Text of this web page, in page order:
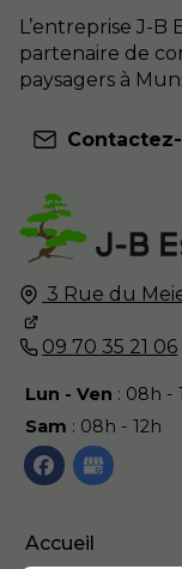
3 Rue du
09 70 35 21 06
Lun - Ven : 08h -
Sam : 08h - 12h
Accueil
L’entreprise J-B
partenaire de
paysagers à